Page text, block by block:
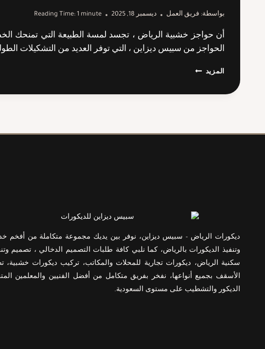
بواسطة: فريق العمل ديسمبر 18, 2025 Reading Time:1 minute
أن حواجز خشبية الرياض ، تجسد لمسة الطبيعة التي تمنحك
الحواجز من سبيس ديزاين ، التي توفر العديد من التشكيلات
المزيد حواجز
ديكورات الرياض - سبيس ديزاين، نوفر بين يديك مجموعة متكاملة من أفخم
وتنفيذ الديكورات بالرياض، كما نلبي كافة طلبات التصميم الدخالي ، تصميم
سكنية الرياض، ديكورات تجارية للمحلات والمكاتب، تركيب ديكورات خشبية،
الأسقف بجميع أنواعها، نفخر بفريق متكامل من أفضل الفنيين والمعلمين
الديكور والتشطيب على مستوى السعودية.